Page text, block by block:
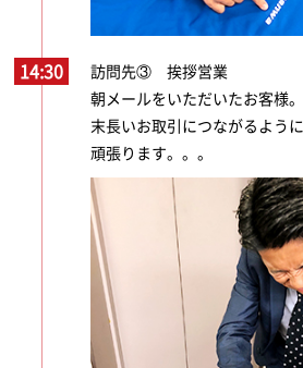
14:30
訪問先③ 挨拶営業
朝メールをいただいたお客様。
末長いお取引につながるように
頑張ります。。。